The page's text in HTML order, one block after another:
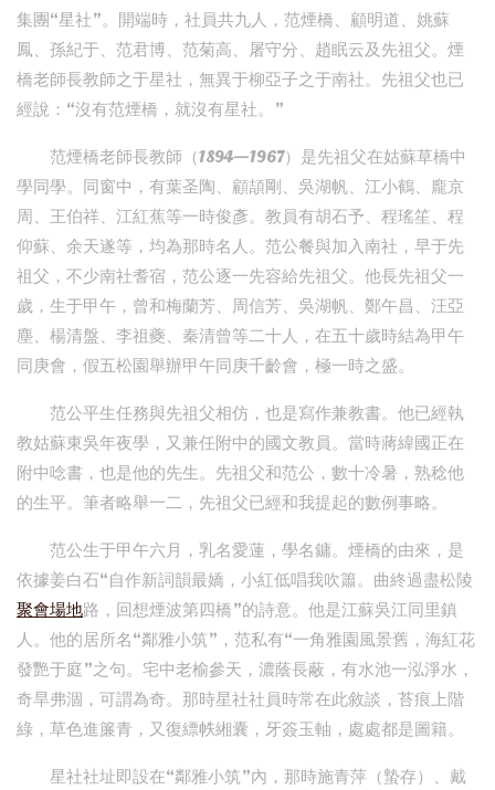
集團“星社”。開端時，社員共九人，范煙橋、顧明道、姚蘇
鳳、孫紀于、范君博、范菊高、屠守分、趙眠云及先祖父。煙
橋老師長教師之于星社，無異于柳亞子之于南社。先祖父也已
經說：“沒有范煙橋，就沒有星社。”
范煙橋老師長教師（1894—1967）是先祖父在姑蘇草橋中
學同學。同窗中，有葉圣陶、顧頡剛、吳湖帆、江小鶴、龐京
周、王伯祥、江紅蕉等一時俊彥。教員有胡石予、程瑤笙、程
仰蘇、余天遂等，均為那時名人。范公餐與加入南社，早于先
祖父，不少南社耆宿，范公逐一先容給先祖父。他長先祖父一
歲，生于甲午，曾和梅蘭芳、周信芳、吳湖帆、鄭午昌、汪亞
塵、楊清盤、李祖夔、秦清曾等二十人，在五十歲時結為甲午
同庚會，假五松園舉辦甲午同庚千齡會，極一時之盛。
范公平生任務與先祖父相仿，也是寫作兼教書。他已經執
教姑蘇東吳年夜學，又兼任附中的國文教員。當時蔣緯國正在
附中唸書，也是他的先生。先祖父和范公，數十冷暑，熟稔他
的生平。筆者略舉一二，先祖父已經和我提起的數例事略。
范公生于甲午六月，乳名愛蓮，學名鏞。煙橋的由來，是
依據姜白石“自作新詞韻最嬌，小紅低唱我吹簫。曲終過盡松陵
聚會場地路，回想煙波第四橋”的詩意。他是江蘇吳江同里鎮
人。他的居所名“鄰雅小筑”，范私有“一角雅園風景舊，海紅花
發艷于庭”之句。宅中老榆參天，濃蔭長蔽，有水池一泓淨水，
奇旱弗涸，可謂為奇。那時星社社員時常在此敘談，苔痕上階
綠，草色進簾青，又復縹帙緗囊，牙簽玉軸，處處都是圖籍。
星社社址即設在“鄰雅小筑”內，那時施青萍（蟄存）、戴